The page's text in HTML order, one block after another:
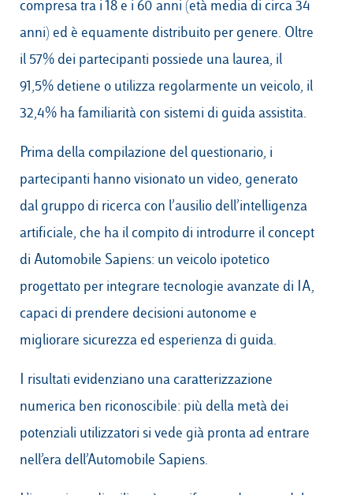
compresa tra i 18 e i 60 anni (età media di circa 34
anni) ed è equamente distribuito per genere. Oltre
il 57% dei partecipanti possiede una laurea, il
91,5% detiene o utilizza regolarmente un veicolo, il
32,4% ha familiarità con sistemi di guida assistita.
Prima della compilazione del questionario, i
partecipanti hanno visionato un video, generato
dal gruppo di ricerca con l’ausilio dell’intelligenza
artificiale, che ha il compito di introdurre il concept
di Automobile Sapiens: un veicolo ipotetico
progettato per integrare tecnologie avanzate di IA,
capaci di prendere decisioni autonome e
migliorare sicurezza ed esperienza di guida.
I risultati evidenziano una caratterizzazione
numerica ben riconoscibile: più della metà dei
potenziali utilizzatori si vede già pronta ad entrare
nell’era dell’Automobile Sapiens.